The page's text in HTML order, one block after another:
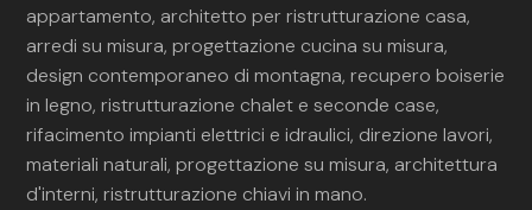
appartamento, architetto per ristrutturazione casa,
arredi su misura, progettazione cucina su misura,
design contemporaneo di montagna, recupero boiserie
in legno, ristrutturazione chalet e seconde case,
rifacimento impianti elettrici e idraulici, direzione lavori,
materiali naturali, progettazione su misura, architettura
d'interni, ristrutturazione chiavi in mano.